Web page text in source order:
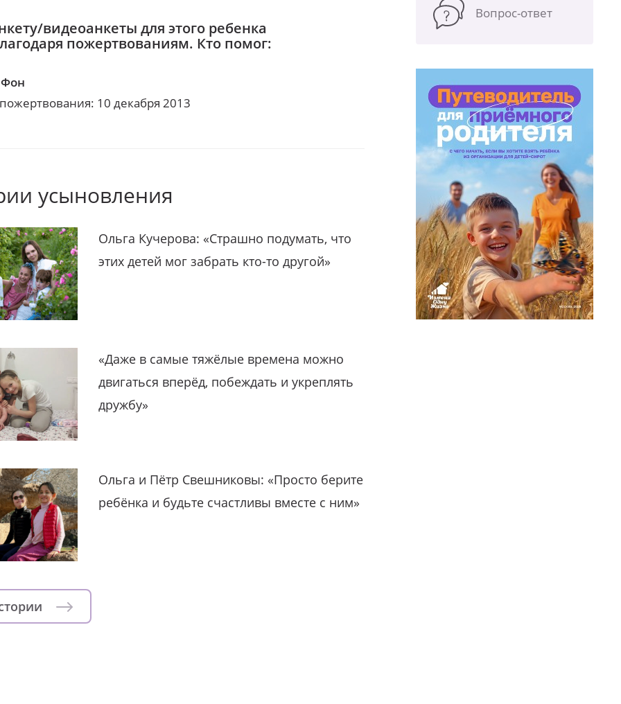
видеоанкеты для этого ребенка
пожертвованиям. Кто помог:
10 декабря 2013
усыновления
Ольга Кучерова: «Страшно подумать, что
этих детей мог забрать кто-то другой»
«Даже в самые тяжёлые времена можно
двигаться вперёд, побеждать и укреплять
дружбу»
Ольга и Пётр Свешниковы: «Просто берите
ребёнка и будьте счастливы вместе с ним»
Вопрос-ответ